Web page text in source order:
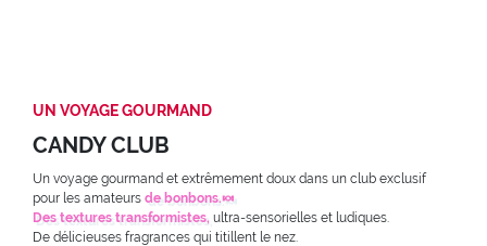
UN VOYAGE GOURMAND
CANDY CLUB
Un voyage gourmand et extrêmement doux dans un club exclusif
pour les amateurs de bonbons.🍬
Des textures transformistes, ultra-sensorielles et ludiques.
De délicieuses fragrances qui titillent le nez.